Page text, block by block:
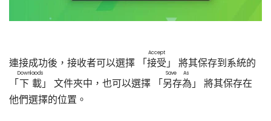
連接成功後，接收者可以選擇 「接受
Accept
」 將其保存到系統的
「下載
Downlaods
」 文件夾中，也可以選擇 「另存為
Save As
」 將其保存在
他們選擇的位置。